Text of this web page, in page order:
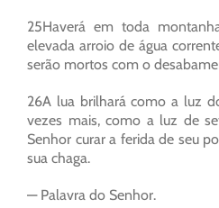
25Haverá em toda
elevada arroio de água
serão mortos com o
26A lua brilhará como a luz
vezes mais, como a luz de
Senhor curar a ferida de seu
sua chaga.
— Palavra do Senhor.